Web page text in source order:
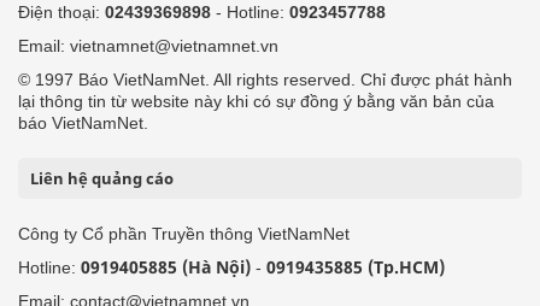
Điện thoại: 02439369898 - Hotline: 0923457788
Email: vietnamnet@vietnamnet.vn
© 1997 Báo VietNamNet. All rights reserved. Chỉ được phát hành
lại thông tin từ website này khi có sự đồng ý bằng văn bản của
báo VietNamNet.
Liên hệ quảng cáo
Công ty Cổ phần Truyền thông VietNamNet
Hotline: 0919405885 (Hà Nội) - 0919435885 (Tp.HCM)
Email: contact@vietnamnet.vn